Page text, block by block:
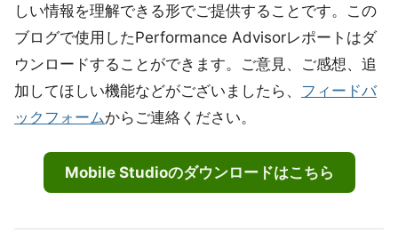
しい情報を理解できる形でご提供することです。この
ブログで使用したPerformance Advisorレポートはダ
ウンロードすることができます。ご意見、ご感想、追
加してほしい機能などがございましたら、 フィードバ
ックフォームからご連絡ください。
Mobile Studioのダウンロードはこちら